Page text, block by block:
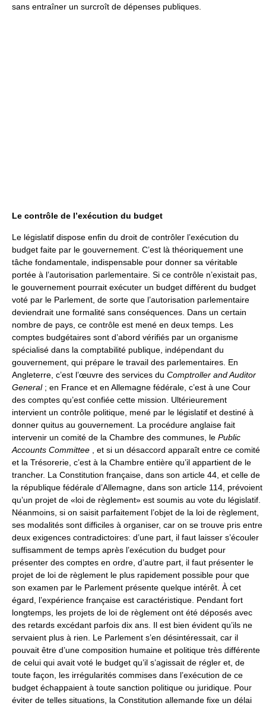
sans entraîner un surcroît de dépenses publiques.
Le contrôle de l’exécution du budget
Le législatif dispose enfin du droit de contrôler l’exécution du
budget faite par le gouvernement. C’est là théoriquement une
tâche fondamentale, indispensable pour donner sa véritable
portée à l’autorisation parlementaire. Si ce contrôle n’existait pas,
le gouvernement pourrait exécuter un budget différent du budget
voté par le Parlement, de sorte que l’autorisation parlementaire
deviendrait une formalité sans conséquences. Dans un certain
nombre de pays, ce contrôle est mené en deux temps. Les
comptes budgétaires sont d’abord vérifiés par un organisme
spécialisé dans la comptabilité publique, indépendant du
gouvernement, qui prépare le travail des parlementaires. En
Angleterre, c’est l’œuvre des services du Comptroller and Auditor
General; en France et en Allemagne fédérale, c’est à une Cour
des comptes qu’est confiée cette mission. Ultérieurement
intervient un contrôle politique, mené par le législatif et destiné à
donner quitus au gouvernement. La procédure anglaise fait
intervenir un comité de la Chambre des communes, le Public
Accounts Committee , et si un désaccord apparaît entre ce comité
et la Trésorerie, c’est à la Chambre entière qu’il appartient de le
trancher. La Constitution française, dans son article 44, et celle de
la république fédérale d’Allemagne, dans son article 114, prévoient
qu’un projet de «loi de règlement» est soumis au vote du législatif.
Néanmoins, si on saisit parfaitement l’objet de la loi de règlement,
ses modalités sont difficiles à organiser, car on se trouve pris entre
deux exigences contradictoires: d’une part, il faut laisser s’écouler
suffisamment de temps après l’exécution du budget pour
présenter des comptes en ordre, d’autre part, il faut présenter le
projet de loi de règlement le plus rapidement possible pour que
son examen par le Parlement présente quelque intérêt. À cet
égard, l’expérience française est caractéristique. Pendant fort
longtemps, les projets de loi de règlement ont été déposés avec
des retards excédant parfois dix ans. Il est bien évident qu’ils ne
servaient plus à rien. Le Parlement s’en désintéressait, car il
pouvait être d’une composition humaine et politique très différente
de celui qui avait voté le budget qu’il s’agissait de régler et, de
toute façon, les irrégularités commises dans l’exécution de ce
budget échappaient à toute sanction politique ou juridique. Pour
éviter de telles situations, la Constitution allemande fixe un délai